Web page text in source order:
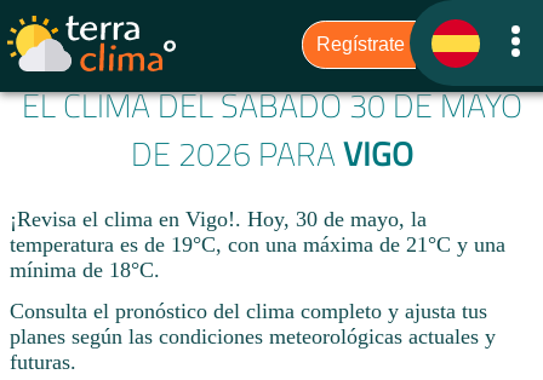
EL CLIMA DEL SÁBADO 30 DE MAYO
DE 2026 PARAVIGO
¡Revisa el clima en Vigo!. Hoy, 30 de mayo, la
temperatura es de 19°C, con una máxima de 21°C y una
mínima de 18°C.​
Consulta el pronóstico del clima completo y ajusta tus
planes según las condiciones meteorológicas actuales y
futuras.